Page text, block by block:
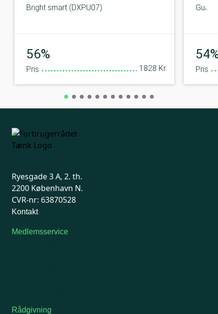
Bright smart (DXPU07)
56%
Pris 1828 Kr. Pris
Ryesgade 3 A, 2. th.
2200 København N.
CVR-nr: 63870528
Kontakt
Medlemsservice
Rådgivning